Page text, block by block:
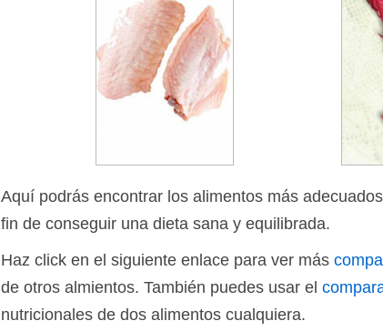
Aquí podrás encontrar los alimentos más
fin de conseguir una dieta sana y equilibrada.
Haz click en el siguiente enlace para ver más
de otros almientos. También puedes usar el
nutricionales de dos alimentos cualquiera.